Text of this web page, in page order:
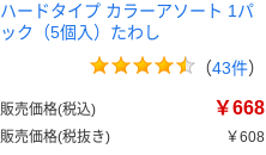
ハードタイプ カラーアソート 1パ
ック（5個入）たわし
（43件）
販売価格(税込) ￥668
販売価格(税抜き)
￥608